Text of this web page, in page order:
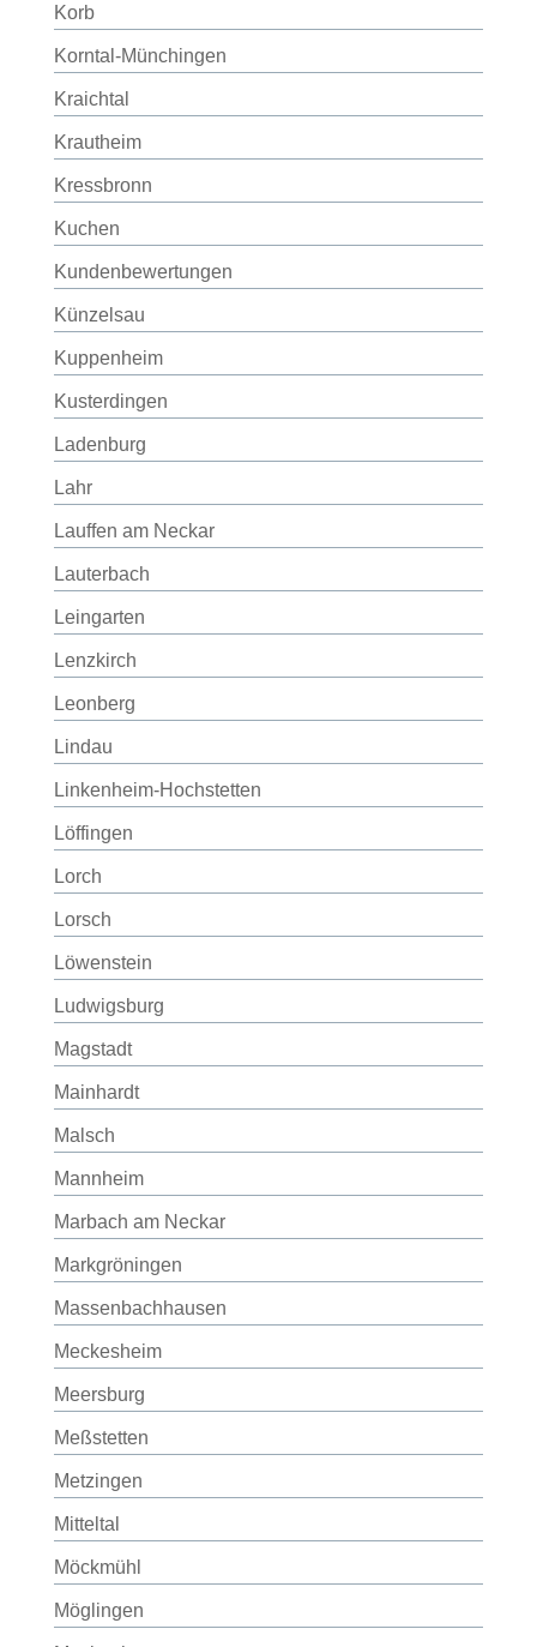
Korb
Korntal-Münchingen
Kraichtal
Krautheim
Kressbronn
Kuchen
Kundenbewertungen
Künzelsau
Kuppenheim
Kusterdingen
Ladenburg
Lahr
Lauffen am Neckar
Lauterbach
Leingarten
Lenzkirch
Leonberg
Lindau
Linkenheim-Hochstetten
Löffingen
Lorch
Lorsch
Löwenstein
Ludwigsburg
Magstadt
Mainhardt
Malsch
Mannheim
Marbach am Neckar
Markgröningen
Massenbachhausen
Meckesheim
Meersburg
Meßstetten
Metzingen
Mitteltal
Möckmühl
Möglingen